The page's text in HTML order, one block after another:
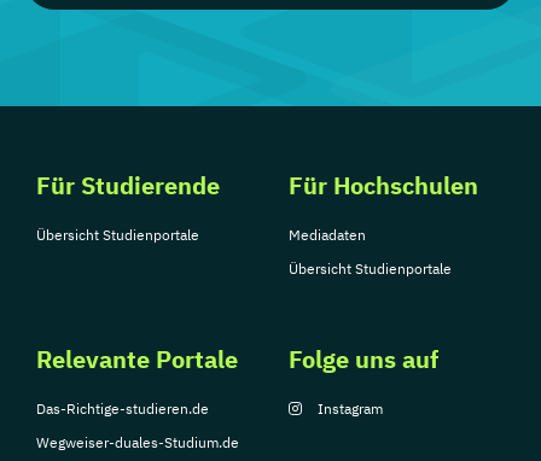
Für Studierende
Übersicht Studienportale
Für Hochschulen
Mediadaten
Übersicht Studienportale
Relevante Portale
Das-Richtige-studieren.de
Wegweiser-duales-Studium.de
Folge uns auf
Instagram